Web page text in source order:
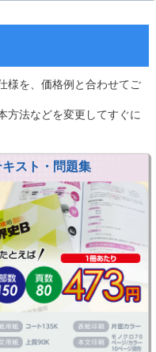
様を、価格例と合わせてご
方法などを変更してすぐに
キスト・問題集